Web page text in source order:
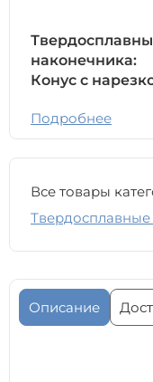
наконечника:
Конус с
Подробнее
Все товары
Описание